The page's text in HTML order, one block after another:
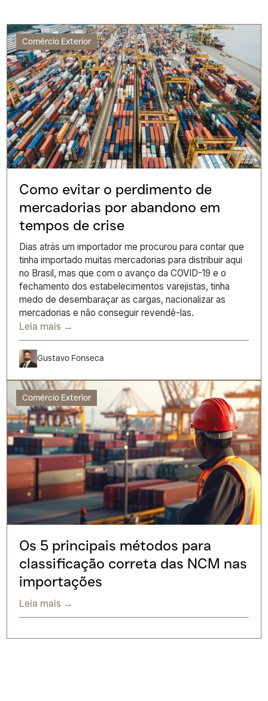
Comércio Exterior
Como evitar o perdimento de
mercadorias por abandono em
tempos de crise
Dias atrás um importador me procurou para contar que
tinha importado muitas mercadorias para distribuir aqui
no Brasil, mas que com o avanço da COVID-19 e o
fechamento dos estabelecimentos varejistas, tinha
medo de desembaraçar as cargas, nacionalizar as
mercadorias e não conseguir revendê-las.
Leia mais →
Gustavo Fonseca
Comércio Exterior
Os 5 principais métodos para
classificação correta das NCM nas
importações
Leia mais →